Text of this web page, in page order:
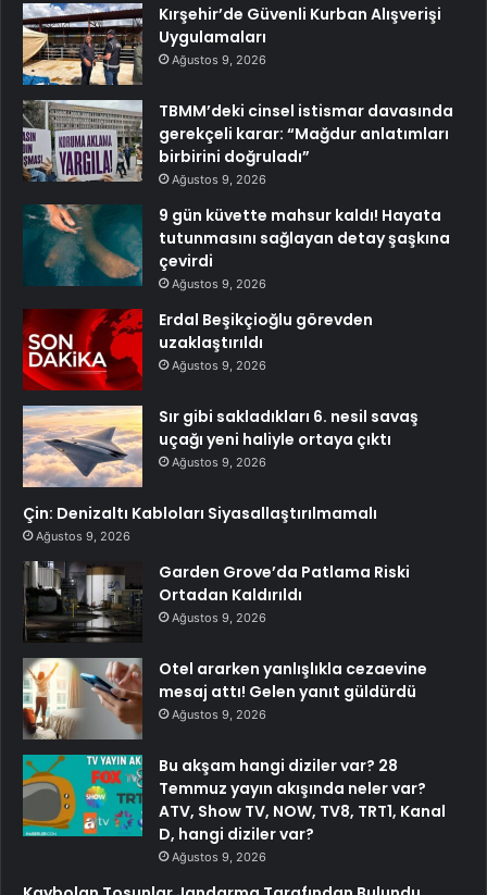
Kırşehir’de Güvenli Kurban Alışverişi
Uygulamaları
Ağustos 9, 2026
TBMM’deki cinsel istismar davasında
gerekçeli karar: “Mağdur anlatımları
birbirini doğruladı”
Ağustos 9, 2026
9 gün küvette mahsur kaldı! Hayata
tutunmasını sağlayan detay şaşkına
çevirdi
Ağustos 9, 2026
Erdal Beşikçioğlu görevden
uzaklaştırıldı
Ağustos 9, 2026
Sır gibi sakladıkları 6. nesil savaş
uçağı yeni haliyle ortaya çıktı
Ağustos 9, 2026
Çin: Denizaltı Kabloları Siyasallaştırılmamalı
Ağustos 9, 2026
Garden Grove’da Patlama Riski
Ortadan Kaldırıldı
Ağustos 9, 2026
Otel ararken yanlışlıkla cezaevine
mesaj attı! Gelen yanıt güldürdü
Ağustos 9, 2026
Bu akşam hangi diziler var? 28
Temmuz yayın akışında neler var?
ATV, Show TV, NOW, TV8, TRT1, Kanal
D, hangi diziler var?
Ağustos 9, 2026